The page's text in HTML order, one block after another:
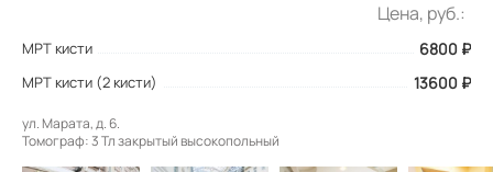
Цена, руб.:
МРТ кисти 6800 ₽
МРТ кисти (2 кисти) 13600 ₽
ул. Марата, д. 6.
Томограф: 3 Тл закрытый высокопольный